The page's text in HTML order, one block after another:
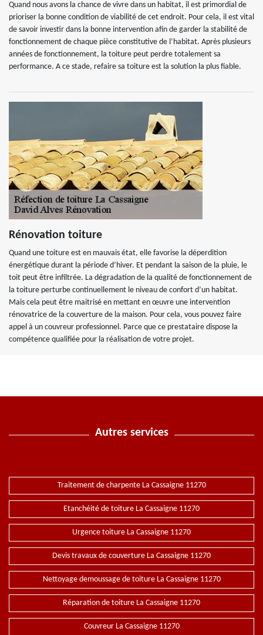
Quand nous avons la chance de vivre dans un habitat, il est primordial de
prioriser la bonne condition de viabilité de cet endroit. Pour cela, il est vital
de savoir investir dans la bonne intervention afin de garder la stabilité de
fonctionnement de chaque pièce constitutive de l’habitat. Après plusieurs
années de fonctionnement, la toiture peut perdre totalement sa
performance. A ce stade, refaire sa toiture est la solution la plus fiable.
Rénovation toiture
Quand une toiture est en mauvais état, elle favorise la déperdition
énergétique durant la période d’hiver. Et pendant la saison de la pluie, le
toit peut être infiltrée. La dégradation de la qualité de fonctionnement de
la toiture perturbe continuellement le niveau de confort d’un habitat.
Mais cela peut être maitrisé en mettant en œuvre une intervention
rénovatrice de la couverture de la maison. Pour cela, vous pouvez faire
appel à un couvreur professionnel. Parce que ce prestataire dispose la
compétence qualifiée pour la réalisation de votre projet.
Autres services
Traitement de charpente La Cassaigne 11270
Etanchéité de toiture La Cassaigne 11270
Urgence toiture La Cassaigne 11270
Devis travaux de couverture La Cassaigne 11270
Nettoyage demoussage de toiture La Cassaigne 11270
Réparation de toiture La Cassaigne 11270
Couvreur La Cassaigne 11270